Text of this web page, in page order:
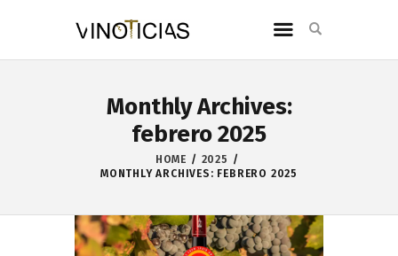
Monthly Archives:
febrero 2025
HOME
2025
MONTHLY ARCHIVES: FEBRERO 2025